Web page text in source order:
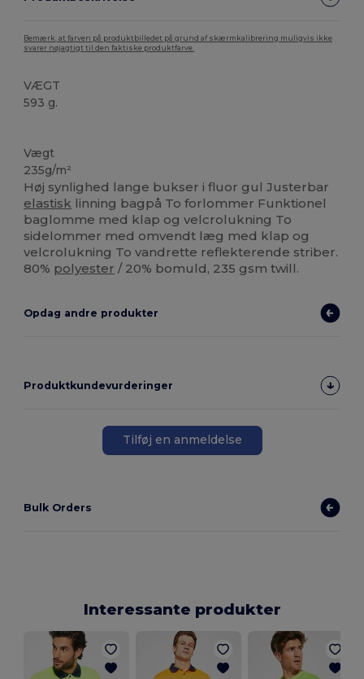
Bemærk, at farven på produktbilledet på grund af skærmkalibrering muligvis ikke
svarer nøjagtigt til den faktiske produktfarve.
VÆGT
593 g.
Vægt
235g/m²
Høj synlighed lange bukser i fluor gul Justerbar
elastisk linning bagpå To forlommer Funktionel
baglomme med klap og velcrolukning To
sidelommer med omvendt læg med klap og
velcrolukning To vandrette reflekterende striber.
80% polyester / 20% bomuld, 235 gsm twill.
Opdag andre produkter
Produktkundevurderinger
Tilføj en anmeldelse
Bulk Orders
Interessante produkter